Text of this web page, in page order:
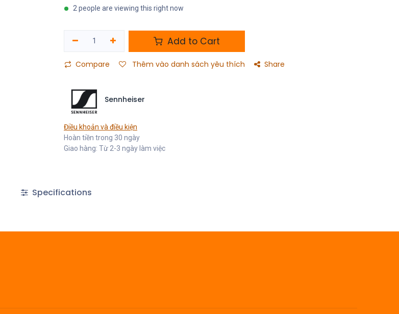
2 people are viewing this right now
Add to Cart
Compare Thêm vào danh sách yêu thích Share
Sennheiser
Điều khoản và điều kiện
Hoàn tiền trong 30 ngày
Giao hàng: Từ 2-3 ngày làm việc
Specifications